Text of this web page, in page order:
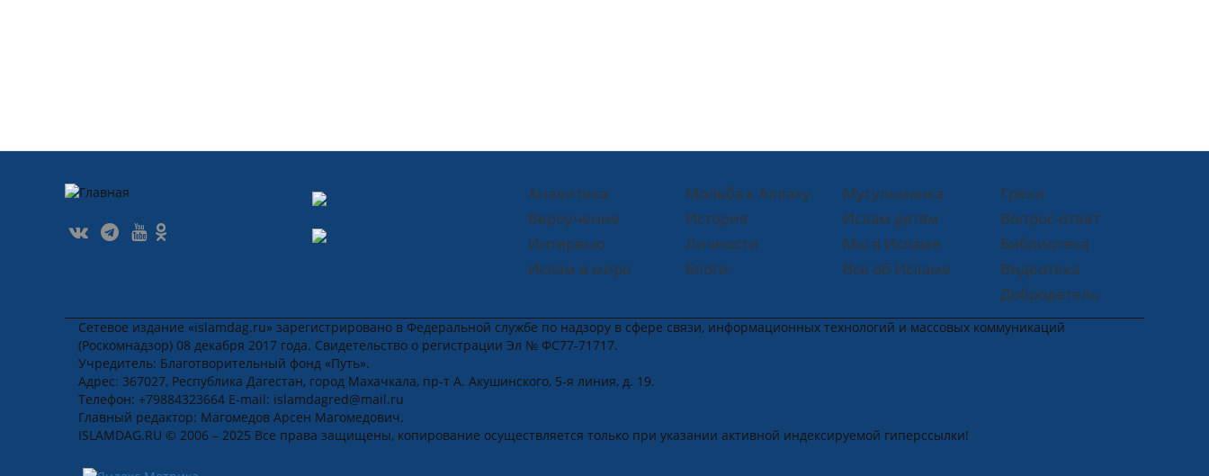
Аналитика
Вероучение
Интервью
Ислам в мире
Мольба к Аллаху
История
Личности
Блоги
Мусульманка
Ислам детям
Мы в Исламе
Все об Исламе
Грехи
Вопрос-ответ
Библиотека
Видеотека
Добродетель
Сетевое издание «islamdag.ru» зарегистрировано в Федеральной службе по надзору в сфере связи, информационных технологий и массовых коммуникаций
(Роскомнадзор) 08 декабря 2017 года. Свидетельство о регистрации Эл № ФС77-71717.
Учредитель: Благотворительный фонд «Путь».
Адрес: 367027, Республика Дагестан, город Махачкала, пр-т А. Акушинского, 5-я линия, д. 19.
Телефон: +79884323664 E-mail: islamdagred@mail.ru
Главный редактор: Магомедов Арсен Магомедович.
ISLAMDAG.RU © 2006 – 2025 Все права защищены, копирование осуществляется только при указании активной индексируемой гиперссылки!